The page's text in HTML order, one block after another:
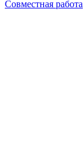
Совместная работа